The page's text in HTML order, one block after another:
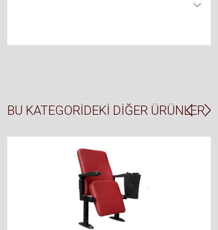
BU KATEGORIDEKI DIĞER ÜRÜNLER